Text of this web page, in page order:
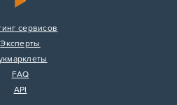
сервисов
Эксперты
FAQ
API